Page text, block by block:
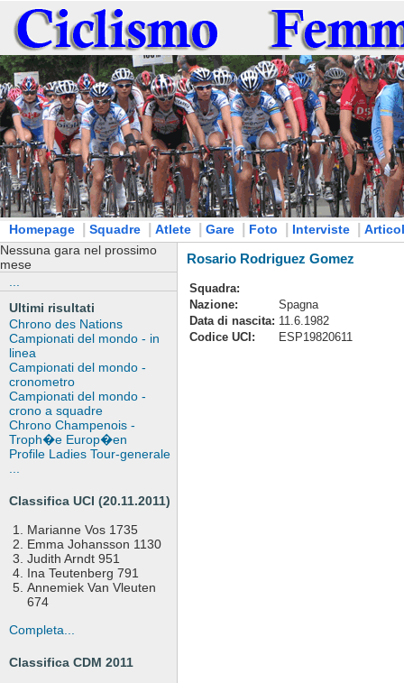
Homepage Squadre Atlete Gare Foto Interviste
Nessuna gara nel prossimo
mese
Ultimi risultati
Chrono des Nations
Campionati del mondo - in
linea
Campionati del mondo -
cronometro
Campionati del mondo -
crono a squadre
Chrono Champenois -
Troph�e Europ�en
Profile Ladies Tour-generale
Classifica UCI (20.11.2011)
Marianne Vos 1735
Emma Johansson 1130
Judith Arndt 951
Ina Teutenberg 791
Annemiek Van Vleuten
674
Completa...
Classifica CDM 2011
Rosario Rodriguez Gomez
Squadra:
Nazione:
Spagna
Data di nascita: 11.6.1982
Codice UCI:
ESP19820611